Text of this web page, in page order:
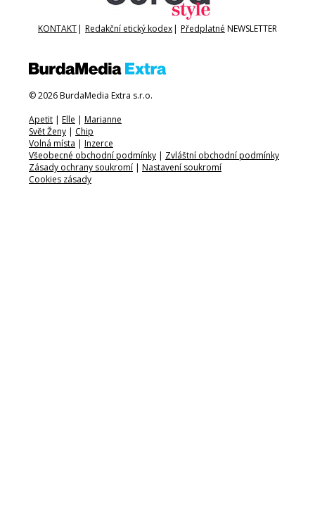
KONTAKT| Redakční etický kodex| Předplatné NEWSLETTER
© 2026 BurdaMedia Extra s.r.o.
Apetit | Elle | Marianne
Svět Ženy | Chip
Volná místa | Inzerce
Všeobecné obchodní podmínky | Zvláštní obchodní podmínky
Zásady ochrany soukromí | Nastavení soukromí
Cookies zásady